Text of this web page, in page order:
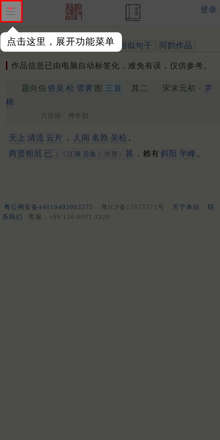
点击这里，展开功能菜单
登录
作品 标注四声 出处、引用 相似句子 同韵作品
作品信息已由电脑自动标签化，难免有误，仅供参考。
题向伯 侨吴 松 雪霁 图 三首 其二 宋末元初 ·
罗
椅
六言诗 押冬韵
天上 清流 云片 ， 人间 名胜 吴松 。
两贤相厄 已 （《 江湖 后集 》作窘） 甚 ，赖有 斜阳 半峰 。
粤公网安备44010402003275 粤ICP备17077571号 关于本站
联
系我们
客服：+86 136 0901 3320